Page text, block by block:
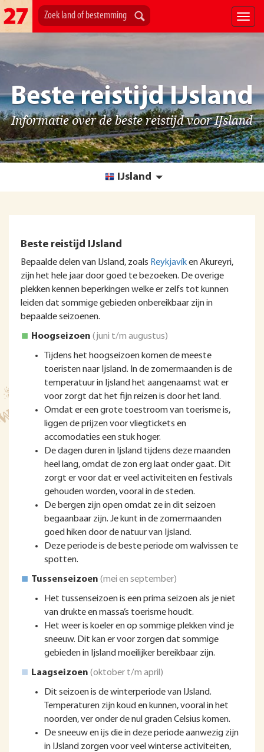
Beste reistijd IJsland
Informatie over de beste reistijd voor IJsland
IJsland
Beste reistijd IJsland
Bepaalde delen van IJsland, zoals Reykjavíken Akureyri,
zijn het hele jaar door goed te bezoeken. De overige
plekken kennen beperkingen welke er zelfs tot kunnen
leiden dat sommige gebieden onbereikbaar zijn in
bepaalde seizoenen.
Hoogseizoen (juni t/m augustus)
Tijdens het hoogseizoen komen de meeste
toeristen naar Ijsland. In de zomermaanden is de
temperatuur in Ijsland het aangenaamst wat er
voor zorgt dat het fijn reizen is door het land.
Omdat er een grote toestroom van toerisme is,
liggen de prijzen voor vliegtickets en
accomodaties een stuk hoger.
De dagen duren in Ijsland tijdens deze maanden
heel lang, omdat de zon erg laat onder gaat. Dit
zorgt er voor dat er veel activiteiten en festivals
gehouden worden, vooral in de steden.
De bergen zijn open omdat ze in dit seizoen
begaanbaar zijn. Je kunt in de zomermaanden
goed hiken door de natuur van Ijsland.
Deze periode is de beste periode om walvissen te
spotten.
Tussenseizoen (mei en september)
Het tussenseizoen is een prima seizoen als je niet
van drukte en massa’s toerisme houdt.
Het weer is koeler en op sommige plekken vind je
sneeuw. Dit kan er voor zorgen dat sommige
gebieden in Ijsland moeilijker bereikbaar zijn.
Laagseizoen (oktober t/m april)
Dit seizoen is de winterperiode van IJsland.
Temperaturen zijn koud en kunnen, vooral in het
noorden, ver onder de nul graden Celsius komen.
De sneeuw en ijs die in deze periode aanwezig zijn
in IJsland zorgen voor veel winterse activiteiten,